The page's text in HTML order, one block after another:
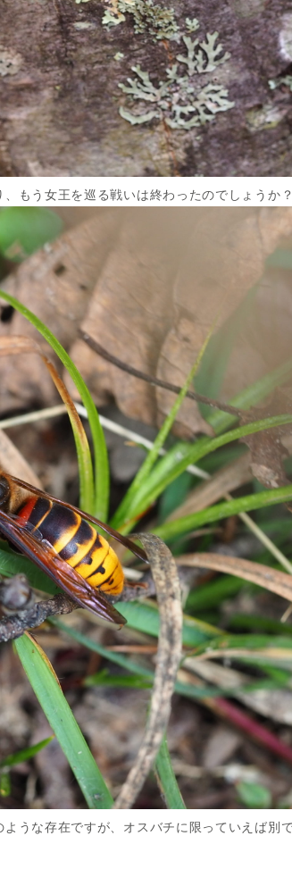
もう女王を巡る戦いは終わったのでしょうか
うな存在ですが、オスバチに限っていえば別